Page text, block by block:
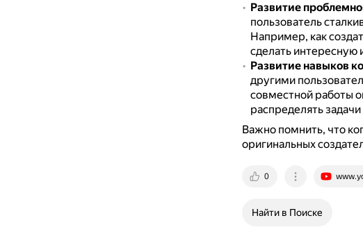
Развитие
пользователь
Например, как
сделать интересную
Развитие навыков
другими
совместной работы
распределять
Важно помнить, что
оригинальных
0
Найти в Поиске